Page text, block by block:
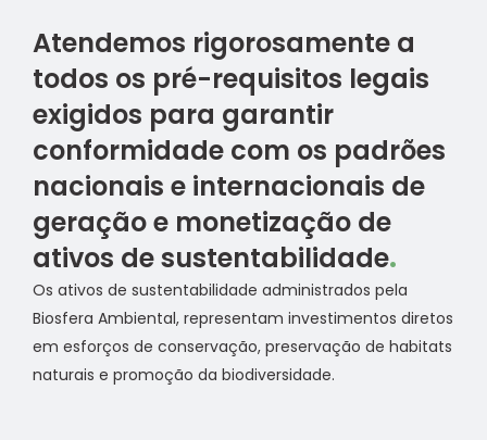
Atendemos rigorosamente a
todos os pré-requisitos legais
exigidos para garantir
conformidade com os padrões
nacionais e internacionais de
geração e monetização de
ativos de sustentabilidade.
Os ativos de sustentabilidade administrados pela
Biosfera Ambiental, representam investimentos diretos
em esforços de conservação, preservação de habitats
naturais e promoção da biodiversidade.